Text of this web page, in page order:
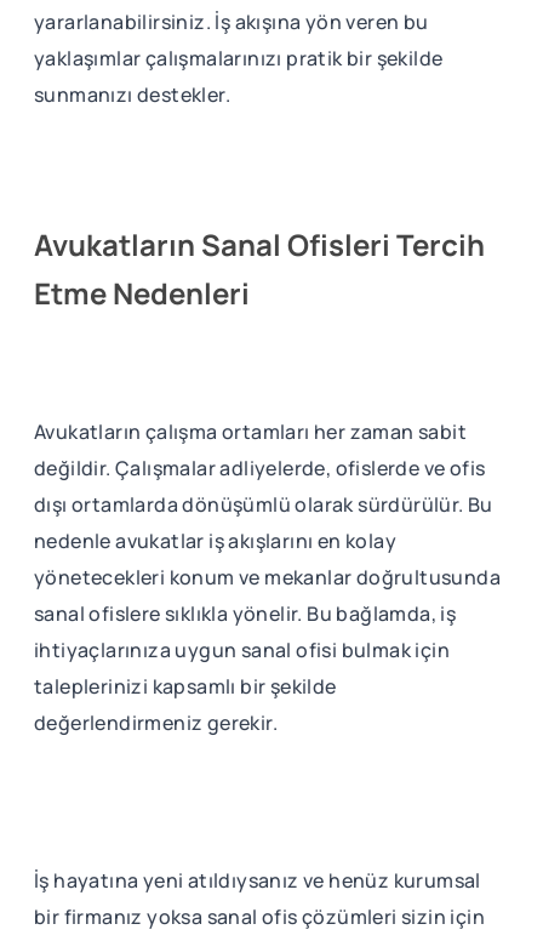
yararlanabilirsiniz. İş akışına yön veren bu
yaklaşımlar çalışmalarınızı pratik bir şekilde
sunmanızı destekler.
Avukatların Sanal Ofisleri Tercih
Etme Nedenleri
Avukatların çalışma ortamları her zaman sabit
değildir. Çalışmalar adliyelerde, ofislerde ve ofis
dışı ortamlarda dönüşümlü olarak sürdürülür. Bu
nedenle avukatlar iş akışlarını en kolay
yönetecekleri konum ve mekanlar doğrultusunda
sanal ofislere sıklıkla yönelir. Bu bağlamda, iş
ihtiyaçlarınıza uygun sanal ofisi bulmak için
taleplerinizi kapsamlı bir şekilde
değerlendirmeniz gerekir.
İş hayatına yeni atıldıysanız ve henüz kurumsal
bir firmanız yoksa sanal ofis çözümleri sizin için